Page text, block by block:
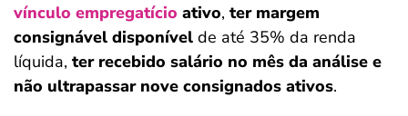
vínculo empregatício ativo, ter margem
consignável disponível de até 35% da renda
líquida, ter recebido salário no mês da análise e
não ultrapassar nove consignados ativos.